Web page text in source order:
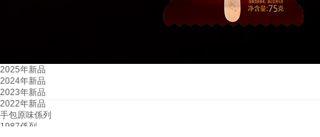
2025年新品
2024年新品
2023年新品
2022年新品
手包原味係列
1987係列